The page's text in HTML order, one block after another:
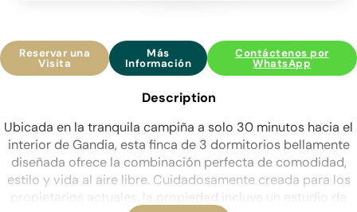
Reservar una
Visita
Más
Información
Contáctenos por
WhatsApp
Description
Ubicada en la tranquila campiña a solo 30 minutos hacia el
interior de Gandia, esta finca de 3 dormitorios bellamente
diseñada ofrece la combinación perfecta de comodidad,
estilo y vida al aire libre. Cuidadosamente creada para los
propietarios actuales, la propiedad incluye un estudio de